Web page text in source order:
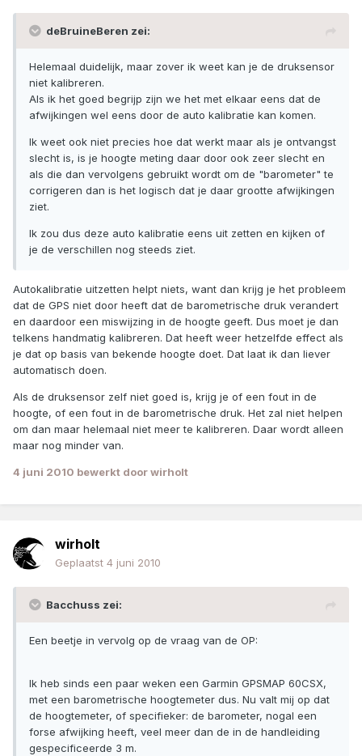
deBruineBeren zei:
Helemaal duidelijk, maar zover ik weet kan je de druksensor
niet kalibreren.
Als ik het goed begrijp zijn we het met elkaar eens dat de
afwijkingen wel eens door de auto kalibratie kan komen.
Ik weet ook niet precies hoe dat werkt maar als je ontvangst
slecht is, is je hoogte meting daar door ook zeer slecht en
als die dan vervolgens gebruikt wordt om de "barometer" te
corrigeren dan is het logisch dat je daar grootte afwijkingen
ziet.
Ik zou dus deze auto kalibratie eens uit zetten en kijken of
je de verschillen nog steeds ziet.
Autokalibratie uitzetten helpt niets, want dan krijg je het probleem
dat de GPS niet door heeft dat de barometrische druk verandert
en daardoor een miswijzing in de hoogte geeft. Dus moet je dan
telkens handmatig kalibreren. Dat heeft weer hetzelfde effect als
je dat op basis van bekende hoogte doet. Dat laat ik dan liever
automatisch doen.
Als de druksensor zelf niet goed is, krijg je of een fout in de
hoogte, of een fout in de barometrische druk. Het zal niet helpen
om dan maar helemaal niet meer te kalibreren. Daar wordt alleen
maar nog minder van.
4 juni 2010 bewerkt door wirholt
wirholt
Geplaatst 4 juni 2010
Bacchuss zei:
Een beetje in vervolg op de vraag van de OP:
Ik heb sinds een paar weken een Garmin GPSMAP 60CSX,
met een barometrische hoogtemeter dus. Nu valt mij op dat
de hoogtemeter, of specifieker: de barometer, nogal een
forse afwijking heeft, veel meer dan de in de handleiding
gespecificeerde 3 m.